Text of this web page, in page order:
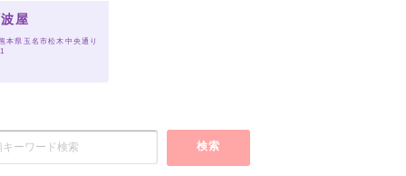
屋
本県玉名市松木中央通り
検索